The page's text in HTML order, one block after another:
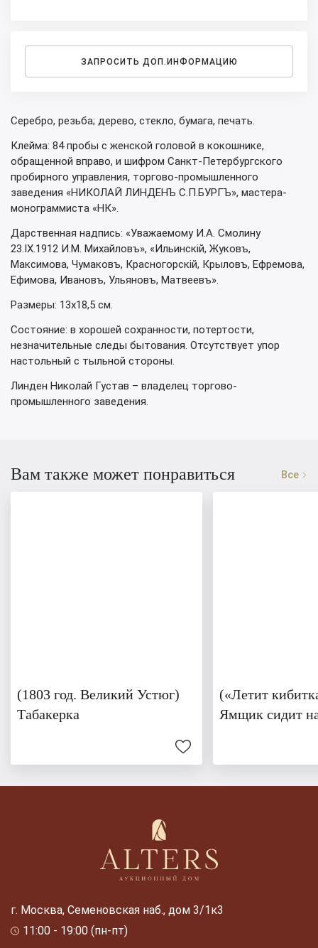
ЗАПРОСИТЬ ДОП.ИНФОРМАЦИЮ
Серебро, резьба; дерево, стекло, бумага, печать.
Клейма: 84 пробы с женской головой в кокошнике,
обращенной вправо, и шифром Санкт-Петербургского
пробирного управления, торгово-промышленного
заведения «НИКОЛАЙ ЛИНДЕНЪ С.П.БУРГЪ», мастера-
монограммиста «НК».
Дарственная надпись: «Уважаемому И.А. Смолину
23.IX.1912 И.М. Михайловъ», «Ильинскiй, Жуковъ,
Максимова, Чумаковъ, Красногорскiй, Крыловъ, Ефремова,
Ефимова, Ивановъ, Ульяновъ, Матвеевъ».
Размеры: 13х18,5 см.
Состояние: в хорошей сохранности, потертости,
незначительные следы бытования. Отсутствует упор
настольный с тыльной стороны.
Линден Николай Густав – владелец торгово-
промышленного заведения.
Вам также может понравиться Все
(1803 год. Великий Устюг)
Табакерка
(«Летит
Ямщик сидит
г. Москва, Семеновская наб., дом 3/1к3
11:00 - 19:00 (пн-пт)